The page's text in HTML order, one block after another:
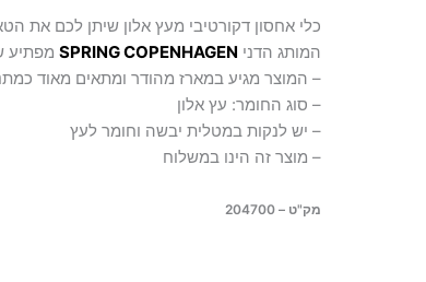
כלי אחסון דקורטיבי מעץ אלון שיתן לכם את
המותג הדני SPRING COPENHAGEN מפתיע
– המוצר מגיע במארז מהודר ומתאים מאוד
– סוג החומר: עץ אלון
– יש לנקות במטלית יבשה וחומר לעץ
– מוצר זה הינו במשלוח
מק"ט – 204700